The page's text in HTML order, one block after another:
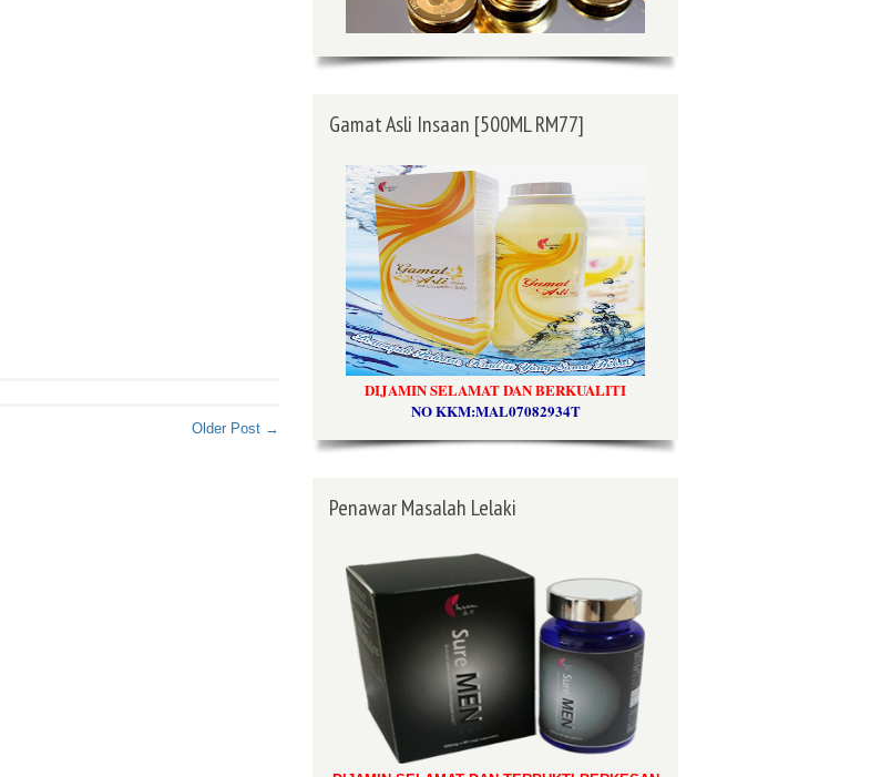
Older Post →
Gamat Asli Insaan [500ML RM77]
DIJAMIN SELAMAT DAN BERKUALITI
NO KKM:MAL07082934T
Penawar Masalah Lelaki